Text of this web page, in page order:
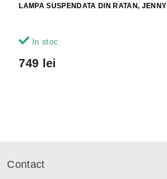
LAMPA SUSPENDATA DIN RATAN, JENNY
In stoc
749 lei
Contact